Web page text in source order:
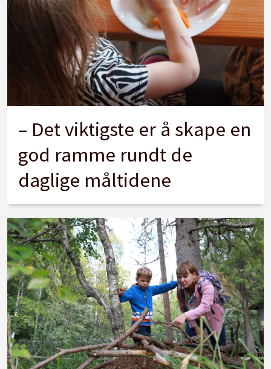
– Det viktigste er å skape en
god ramme rundt de
daglige måltidene